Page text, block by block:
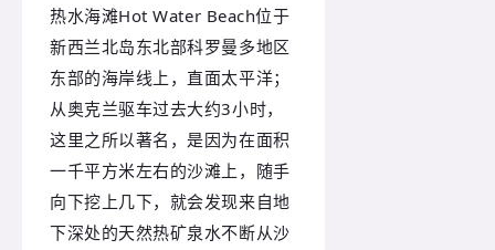
热水海滩Hot Water Beach位于
新西兰北岛东北部科罗曼多地区
东部的海岸线上，直面太平洋；
从奥克兰驱车过去大约3小时，
这里之所以著名，是因为在面积
一千平方米左右的沙滩上，随手
向下挖上几下，就会发现来自地
下深处的天然热矿泉水不断从沙